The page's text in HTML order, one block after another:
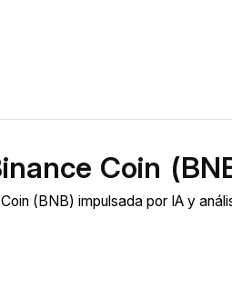
Coin
(BNB) impulsada por IA y